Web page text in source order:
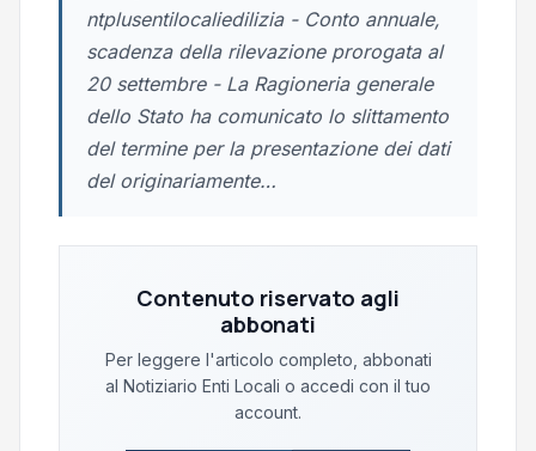
ntplusentilocaliedilizia - Conto annuale,
scadenza della rilevazione prorogata al
20 settembre - La Ragioneria generale
dello Stato ha comunicato lo slittamento
del termine per la presentazione dei dati
del originariamente…
Contenuto riservato agli
abbonati
Per leggere l'articolo completo, abbonati
al Notiziario Enti Locali o accedi con il tuo
account.